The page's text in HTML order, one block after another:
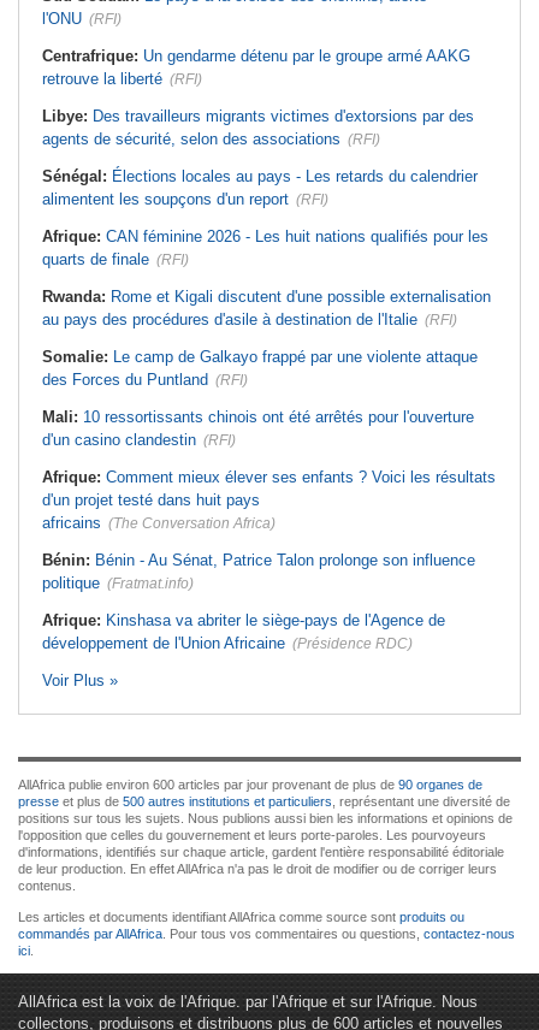
l'ONU (RFI)
Centrafrique: Un gendarme détenu par le groupe armé AAKG
retrouve la liberté (RFI)
Libye: Des travailleurs migrants victimes d'extorsions par des
agents de sécurité, selon des associations (RFI)
Sénégal: Élections locales au pays - Les retards du calendrier
alimentent les soupçons d'un report (RFI)
Afrique: CAN féminine 2026 - Les huit nations qualifiés pour les
quarts de finale (RFI)
Rwanda: Rome et Kigali discutent d'une possible externalisation
au pays des procédures d'asile à destination de l'Italie (RFI)
Somalie: Le camp de Galkayo frappé par une violente attaque
des Forces du Puntland (RFI)
Mali: 10 ressortissants chinois ont été arrêtés pour l'ouverture
d'un casino clandestin (RFI)
Afrique: Comment mieux élever ses enfants ? Voici les résultats
d'un projet testé dans huit pays
africains (The Conversation Africa)
Bénin: Bénin - Au Sénat, Patrice Talon prolonge son influence
politique (Fratmat.info)
Afrique: Kinshasa va abriter le siège-pays de l'Agence de
développement de l'Union Africaine (Présidence RDC)
Voir Plus »
AllAfrica publie environ 600 articles par jour provenant de plus de 90 organes de
presse et plus de 500 autres institutions et particuliers , représentant une diversité de
positions sur tous les sujets. Nous publions aussi bien les informations et opinions de
l'opposition que celles du gouvernement et leurs porte-paroles. Les pourvoyeurs
d'informations, identifiés sur chaque article, gardent l'entière responsabilité éditoriale
de leur production. En effet AllAfrica n'a pas le droit de modifier ou de corriger leurs
contenus.
Les articles et documents identifiant AllAfrica comme source sont produits ou
commandés par AllAfrica . Pour tous vos commentaires ou questions, contactez-nous
ici
AllAfrica est la voix de l'Afrique. par l'Afrique et sur l'Afrique. Nous
collectons, produisons et distribuons plus de 600 articles et nouvelles